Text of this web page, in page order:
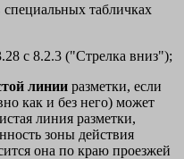
специальных табличках
с 8.2.3 ("Стрелка вниз");
линии разметки, если
как и без него) может
линия разметки,
зоны действия
она по краю проезжей